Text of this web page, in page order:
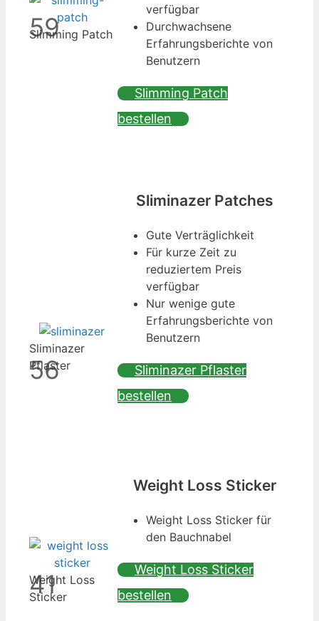
59
Slimming Patch
verfügbar
Durchwachsene
Erfahrungsberichte von
Benutzern
Slimming Patch
bestellen
56
Sliminazer
Pflaster
Sliminazer Patches
Gute Verträglichkeit
Für kurze Zeit zu
reduziertem Preis
verfügbar
Nur wenige gute
Erfahrungsberichte von
Benutzern
Sliminazer Pflaster
bestellen
41
Weight Loss
Sticker
Weight Loss Sticker
Weight Loss Sticker für
den Bauchnabel
Weight Loss Sticker
bestellen